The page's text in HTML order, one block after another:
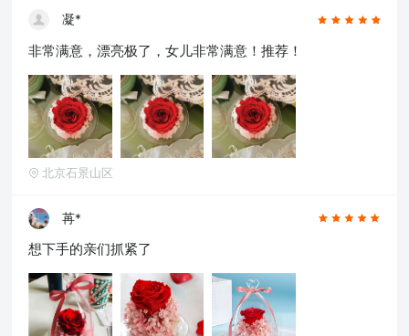
凝*
非常满意，漂亮极了，女儿非常满意！推荐！
北京石景山区
苒*
想下手的亲们抓紧了